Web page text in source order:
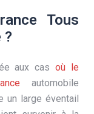
Tous
?
aux casoù le
automobile
un large éventail